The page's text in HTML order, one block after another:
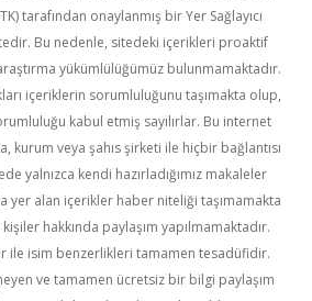
tarafından onaylanmış bir Yer Sağlayıcı
Bu nedenle, sitedeki içerikleri proaktif
yükümlülüğümüz bulunmamaktadır.
içeriklerin sorumluluğunu taşımakta olup,
kabul etmiş sayılırlar. Bu internet
kurum veya şahıs şirketi ile hiçbir bağlantısı
yalnızca kendi hazırladığımız makaleler
yer alan içerikler haber niteliği taşımamakta
hakkında paylaşım yapılmamaktadır.
ile isim benzerlikleri tamamen tesadüfidir.
ve tamamen ücretsiz bir bilgi paylaşım